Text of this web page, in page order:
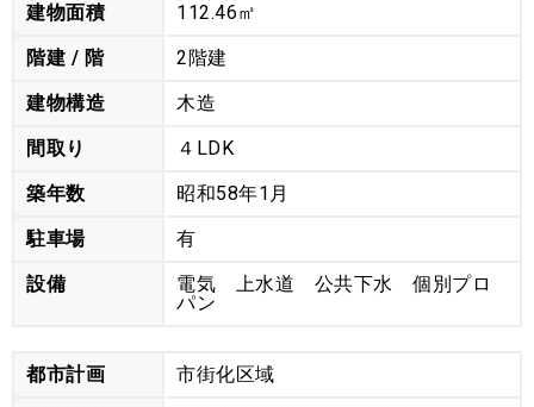
建物面積
112.46㎡
階建 / 階
2階建
建物構造
木造
間取り
４LDK
築年数
昭和58年1月
駐車場
有
設備
電気 上水道 公共下水 個別プロ
パン
都市計画
市街化区域